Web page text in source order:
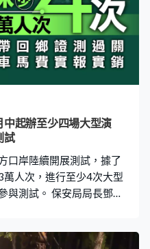
起辦至少四場大型演
試
口岸陸續開展測試，據了
人次，進行至少4次大型
與測試。 保安局局長鄧炳
解，政府向公務員發內部